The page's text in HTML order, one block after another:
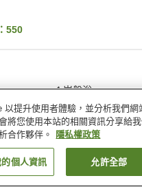
550
岩盤浴
餐廳
都城 都城綠色飯店
找客房
以提升使用者體驗，並分析我們網
將您使用本站的相關資訊分享給
合作夥伴。
隱私權政策
個人資訊 允許全部